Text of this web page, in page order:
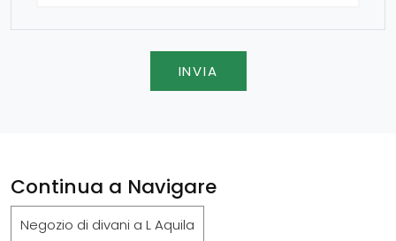
INVIA
Continua a Navigare
Negozio di divani a L Aquila